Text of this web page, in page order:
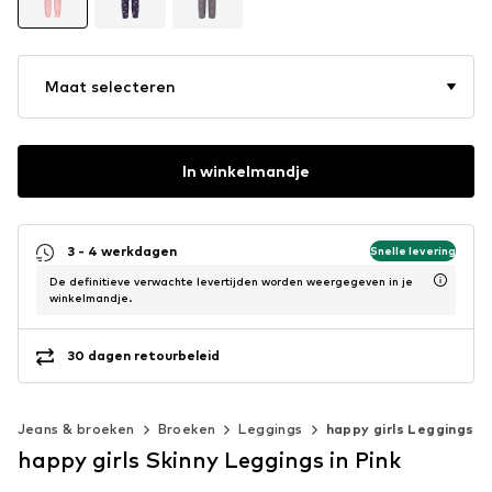
Maat selecteren
In winkelmandje
3 - 4 werkdagen Snelle levering
De definitieve verwachte levertijden worden weergegeven in je
winkelmandje.
30 dagen retourbeleid
Jeans & broeken Broeken Leggings happy girls Leggings
happy girls Skinny Leggings in Pink